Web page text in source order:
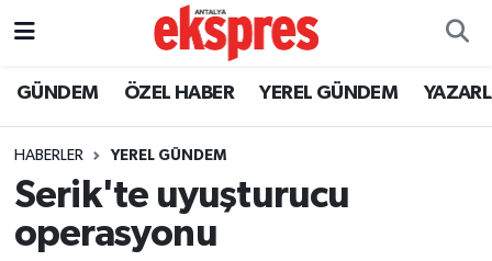
GÜNDEM ÖZEL HABER YEREL GÜNDEM
HABERLER YEREL GÜNDEM
Serik'te uyuşturucu
operasyonu
ÖZEL HABER
YEREL GÜNDEM
EKONOMİ
Nöbetçi Eczaneler
Trafik Durumu
Süper Lig Puan Durumu ve Fikstür